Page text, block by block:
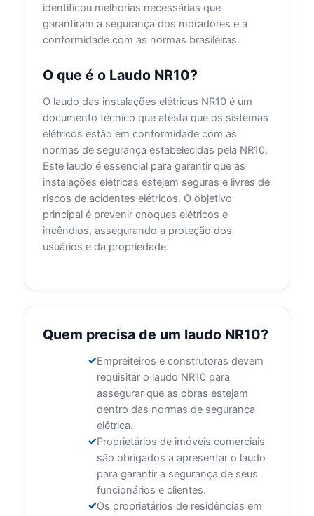
identificou melhorias necessárias que
garantiram a segurança dos moradores e a
conformidade com as normas brasileiras.
O que é o Laudo NR10?
O laudo das instalações elétricas NR10 é um
documento técnico que atesta que os sistemas
elétricos estão em conformidade com as
normas de segurança estabelecidas pela NR10.
Este laudo é essencial para garantir que as
instalações elétricas estejam seguras e livres de
riscos de acidentes elétricos. O objetivo
principal é prevenir choques elétricos e
incêndios, assegurando a proteção dos
usuários e da propriedade.
Quem precisa de um laudo NR10?
Empreiteiros e construtoras devem
requisitar o laudo NR10 para
assegurar que as obras estejam
dentro das normas de segurança
elétrica.
Proprietários de imóveis comerciais
são obrigados a apresentar o laudo
para garantir a segurança de seus
funcionários e clientes.
Os proprietários de residências em